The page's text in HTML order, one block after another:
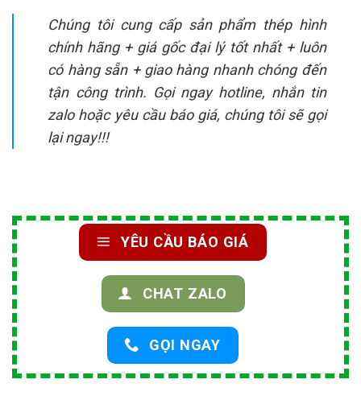
Chúng tôi cung cấp sản phẩm thép hình
chính hãng + giá gốc đại lý tốt nhất + luôn
có hàng sẵn + giao hàng nhanh chóng đến
tận công trình. Gọi ngay hotline, nhắn tin
zalo hoặc yêu cầu báo giá, chúng tôi sẽ gọi
lại ngay!!!
YÊU CẦU BÁO GIÁ
CHAT ZALO
GỌI NGAY